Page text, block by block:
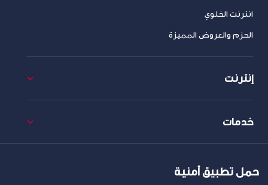
انترنت الخلوي
الحزم والعروض المميزة
إنترنت
خدمات
حمل تطبيق أمنية